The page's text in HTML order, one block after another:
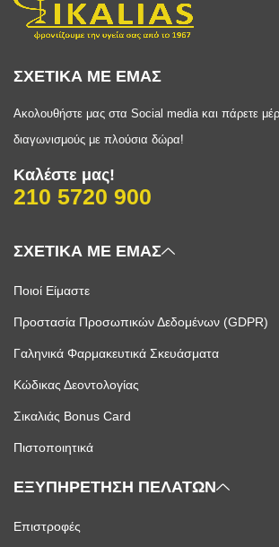
ΣΧΕΤΙΚΑ ΜΕ ΕΜΑΣ
Ακολουθήστε μας στα Social media και πάρετε
διαγωνισμούς με πλούσια δώρα!
Καλέστε μας!
210 5720 900
ΣΧΕΤΙΚΑ ΜΕ ΕΜΑΣ
Ποιοί Είμαστε
Προστασία Προσωπικών Δεδομένων (GDPR)
Γαληνικά Φαρμακευτικά Σκευάσματα
Κώδικας Δεοντολογίας
Σικαλιάς Bonus Card
Πιστοποιητικά
ΕΞΥΠΗΡΕΤΗΣΗ ΠΕΛΑΤΩΝ
Επιστροφές